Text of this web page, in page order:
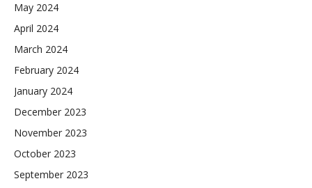
May 2024
April 2024
March 2024
February 2024
January 2024
December 2023
November 2023
October 2023
September 2023